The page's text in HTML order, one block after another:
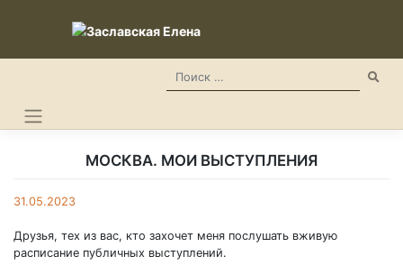
МОСКВА. МОИ ВЫСТУПЛЕНИЯ
31.05.2023
Друзья, тех из вас, кто захочет меня послушать вживую
расписание публичных выступлений.